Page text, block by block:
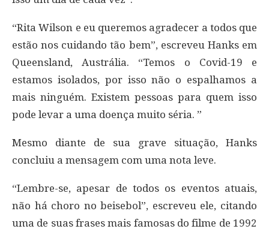
“Rita Wilson e eu queremos agradecer a todos que
estão nos cuidando tão bem”, escreveu Hanks em
Queensland, Austrália. “Temos o Covid-19 e
estamos isolados, por isso não o espalhamos a
mais ninguém. Existem pessoas para quem isso
pode levar a uma doença muito séria. ”
Mesmo diante de sua grave situação, Hanks
concluiu a mensagem com uma nota leve.
“Lembre-se, apesar de todos os eventos atuais,
não há choro no beisebol”, escreveu ele, citando
uma de suas frases mais famosas do filme de 1992